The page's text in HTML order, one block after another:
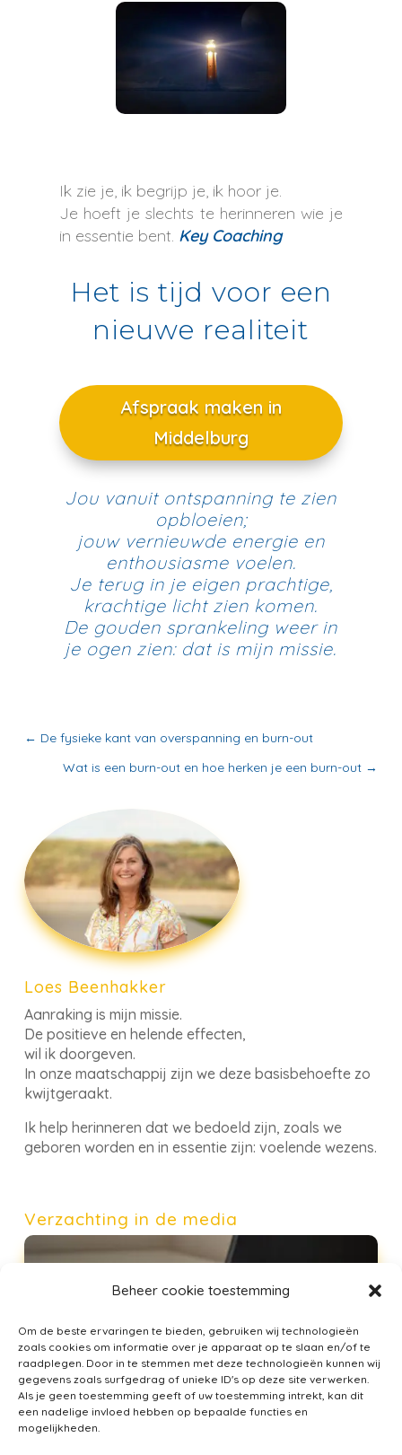
Beheer cookie toestemming
Om de beste ervaringen te bieden, gebruiken wij technologieën
zoals cookies om informatie over je apparaat op te slaan en/of te
raadplegen. Door in te stemmen met deze technologieën kunnen wij
gegevens zoals surfgedrag of unieke ID's op deze site verwerken.
Als je geen toestemming geeft of uw toestemming intrekt, kan dit
een nadelige invloed hebben op bepaalde functies en
mogelijkheden.
Ik zie je, ik begrijp je, ik hoor je.
Je hoeft je slechts te herinneren wie je
in essentie bent. Key Coaching
Het is tijd voor een
nieuwe realiteit
Afspraak maken in
Middelburg
Jou vanuit ontspanning te zien
opbloeien;
jouw vernieuwde energie en
enthousiasme voelen.
Je terug in je eigen prachtige,
krachtige licht zien komen.
De gouden sprankeling weer in
je ogen zien: dat is mijn missie.
← De fysieke kant van overspanning en burn-out
Wat is een burn-out en hoe herken je een burn-out →
Loes Beenhakker
Aanraking is mijn missie.
De positieve en helende effecten,
wil ik doorgeven.
In onze maatschappij zijn we deze basisbehoefte zo
kwijtgeraakt.
Ik help herinneren dat we bedoeld zijn, zoals we
geboren worden en in essentie zijn: voelende wezens.
Verzachting in de media